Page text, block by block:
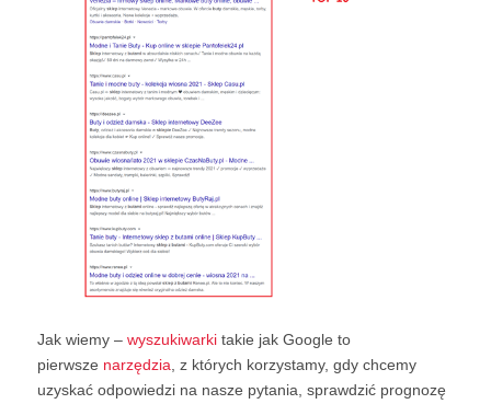
Jak wiemy – wyszukiwarkitakie jak Google to
pierwsze narzędzia , z których korzystamy, gdy chcemy
uzyskać odpowiedzi na nasze pytania, sprawdzić prognozę